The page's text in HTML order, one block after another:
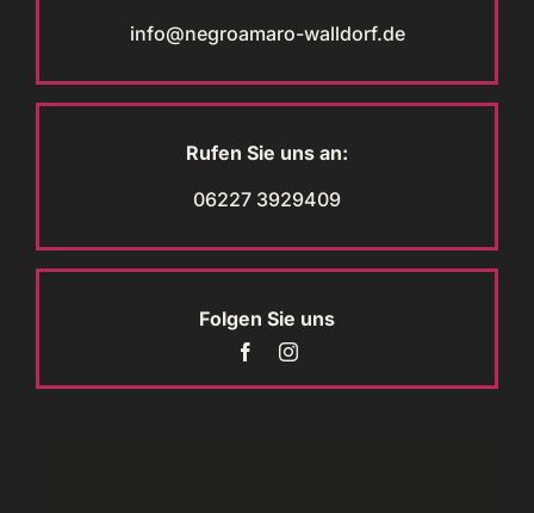
info@negroamaro-walldorf.de
Rufen Sie uns an:
06227 3929409
Folgen Sie uns